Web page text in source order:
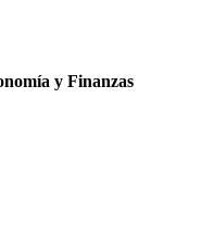
y Finanzas